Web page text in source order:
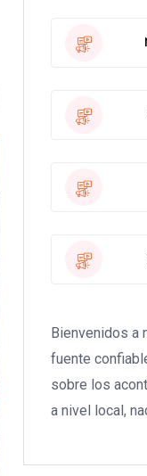
Bienvenidos a
fuente
sobre los
a nivel local,